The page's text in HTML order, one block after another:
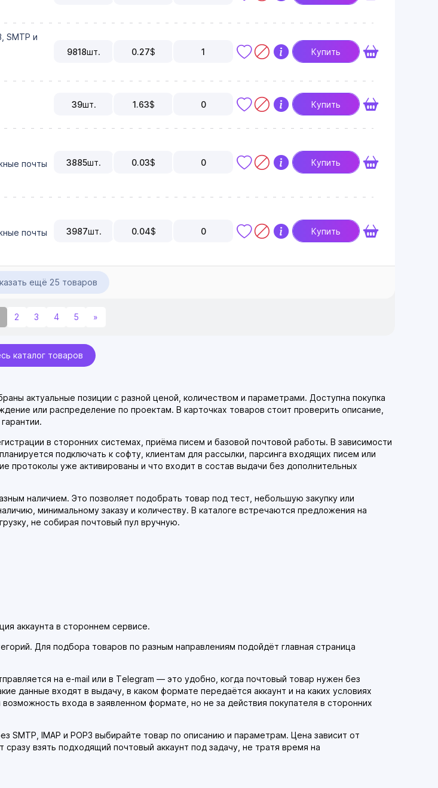
SMTP и
9818шт. 0.27$ 1 Купить
39шт. 1.63$ 0 Купить
почты
3885шт. 0.03$ 0 Купить
почты
3987шт. 0.04$ 0 Купить
ещё 25 товаров
2 3 4 5 »
каталог товаров
актуальные позиции с разной ценой, количеством и параметрами. Доступна покупка
или распределение по проектам. В карточках товаров стоит проверить описание,
в сторонних системах, приёма писем и базовой почтовой работы. В зависимости
подключать к софту, клиентам для рассылки, парсинга входящих писем или
протоколы уже активированы и что входит в состав выдачи без дополнительных
наличием. Это позволяет подобрать товар под тест, небольшую закупку или
минимальному заказу и количеству. В каталоге встречаются предложения на
не собирая почтовый пул вручную.
аккаунта в стороннем сервисе.
Для подбора товаров по разным направлениям подойдёт главная страница
на e-mail или в Telegram — это удобно, когда почтовый товар нужен без
данные входят в выдачу, в каком формате передаётся аккаунт и на каких условиях
входа в заявленном формате, но не за действия покупателя в сторонних
IMAP и POP3 выбирайте товар по описанию и параметрам. Цена зависит от
взять подходящий почтовый аккаунт под задачу, не тратя время на